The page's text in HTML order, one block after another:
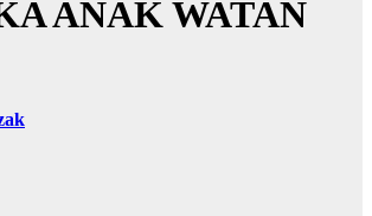
ANAK WATAN